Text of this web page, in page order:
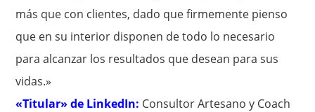
más que con clientes, dado que firmemente pienso
que en su interior disponen de todo lo necesario
para alcanzar los resultados que desean para sus
vidas.»
«Titular» de LinkedIn: Consultor Artesano y Coach